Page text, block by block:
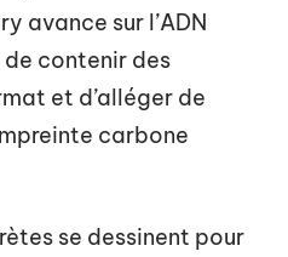
avance sur l’ADN
contenir des
et d’alléger de
carbone
se dessinent pour